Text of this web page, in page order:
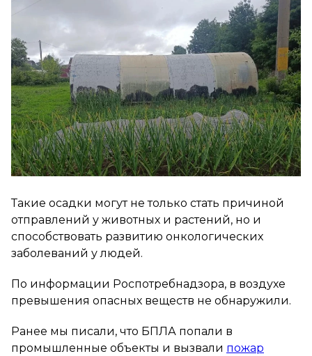
Такие осадки могут не только стать причиной
отправлений у животных и растений, но и
способствовать развитию онкологических
заболеваний у людей.
По информации Роспотребнадзора, в воздухе
превышения опасных веществ не обнаружили.
Ранее мы писали, что БПЛА попали в
промышленные объекты и вызвали пожар